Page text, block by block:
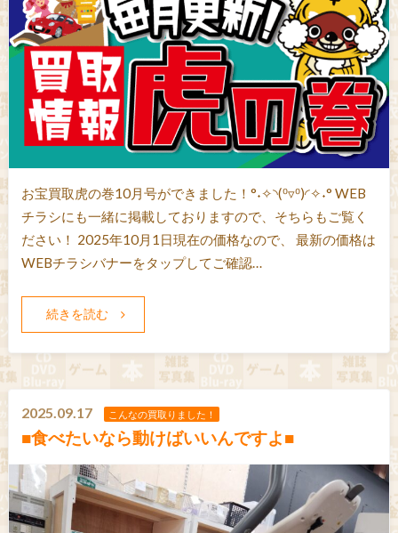
お宝買取虎の巻10月号ができました！°˖✧◝(⁰▿⁰)◜✧˖° WEB
チラシにも一緒に掲載しておりますので、そちらもご覧く
ださい！ 2025年10月1日現在の価格なので、 最新の価格は
WEBチラシバナーをタップしてご確認…
続きを読む
2025.09.17 こんなの買取りました！
■食べたいなら動けばいいんですよ■